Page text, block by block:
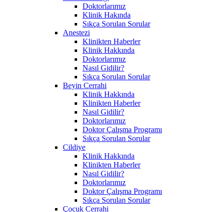
Doktorlarımız
Klinik Hakında
Sıkça Sorulan Sorular
Anestezi
Klinikten Haberler
Klinik Hakkında
Doktorlarımız
Nasıl Gidilir?
Sıkça Sorulan Sorular
Beyin Cerrahi
Klinik Hakkında
Klinikten Haberler
Nasıl Gidilir?
Doktorlarımız
Doktor Çalışma Programı
Sıkça Sorulan Sorular
Cildiye
Klinik Hakkında
Klinikten Haberler
Nasıl Gidilir?
Doktorlarımız
Doktor Çalışma Programı
Sıkça Sorulan Sorular
Çocuk Cerrahi